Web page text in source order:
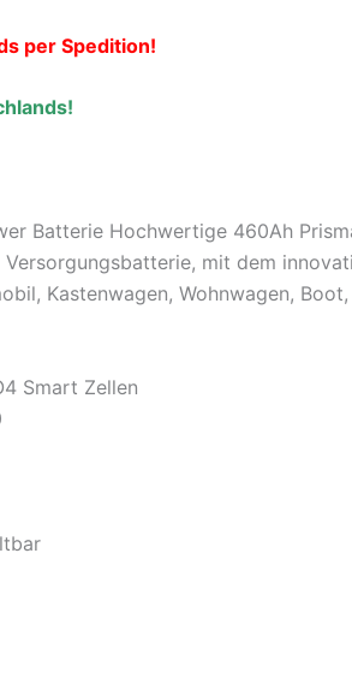
per Spedition!
Batterie Hochwertige 460Ah
mit dem
Kastenwagen, Wohnwagen,
Smart Zellen